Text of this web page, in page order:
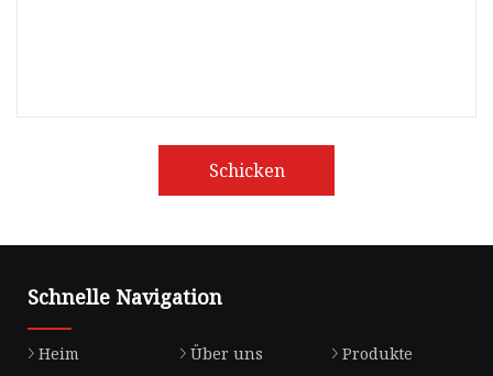
Schicken
Schnelle Navigation
Heim Über uns
Produkte